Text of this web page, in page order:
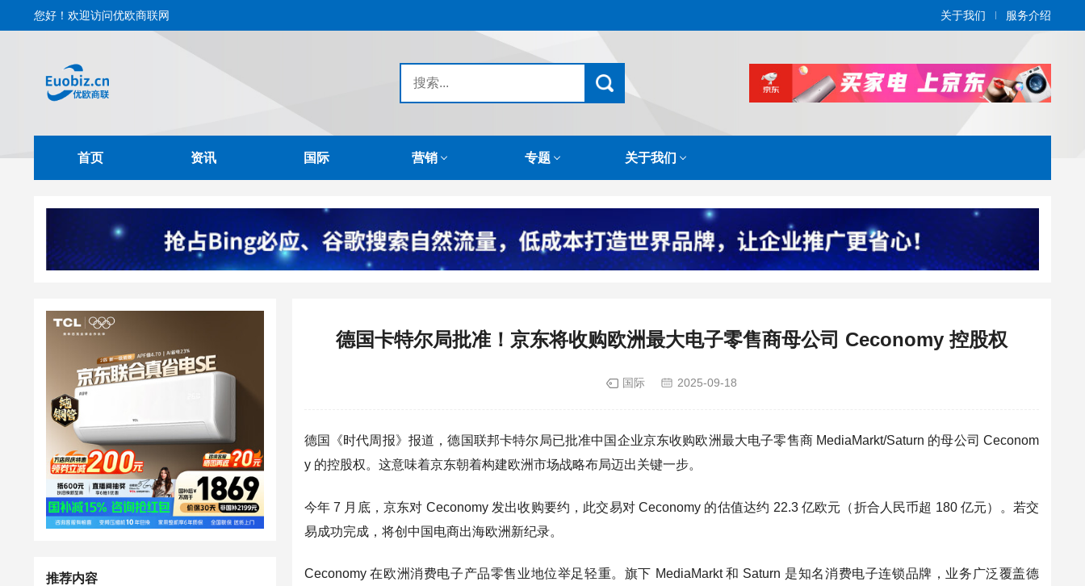
您好！欢迎访问优欧商联网 关于我们 服务介绍
首页 资讯 国际 营销 专题 关于我们
推荐内容
德国卡特尔局批准！京东将收购欧洲最大电子零售商母公司 Ceconomy 控股权
国际 2025-09-18
德国《时代周报》报道，德国联邦卡特尔局已批准中国企业京东收购欧洲最大电子零售商 MediaMarkt/Saturn 的母公司 Ceconom
y 的控股权。这意味着京东朝着构建欧洲市场战略布局迈出关键一步。
今年 7 月底，京东对 Ceconomy 发出收购要约，此交易对 Ceconomy 的估值达约 22.3 亿欧元（折合人民币超 180 亿元）。若交
易成功完成，将创中国电商出海欧洲新纪录。
Ceconomy 在欧洲消费电子产品零售业地位举足轻重。旗下 MediaMarkt 和 Saturn 是知名消费电子连锁品牌，业务广泛覆盖德